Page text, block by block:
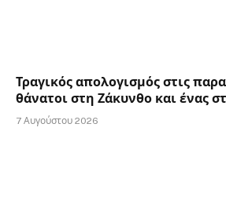
Τραγικός απολογισμός στις
θάνατοι στη Ζάκυνθο και ένας
7 Αυγούστου 2026